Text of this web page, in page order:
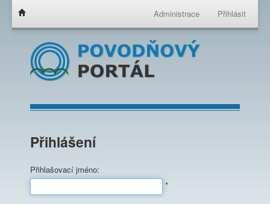
Administrace Přihlásit
Přihlášení
Přihlašovací jméno:
*